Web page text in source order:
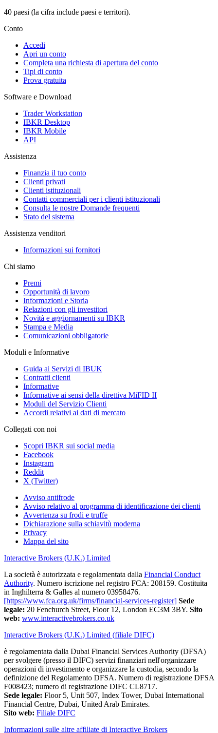
40 paesi (la cifra include paesi e territori).
Conto
Accedi
Apri un conto
Completa una richiesta di apertura del conto
Tipi di conto
Prova gratuita
Software e Download
Trader Workstation
IBKR Desktop
IBKR Mobile
API
Assistenza
Finanzia il tuo conto
Clienti privati
Clienti istituzionali
Contatti commerciali per i clienti istituzionali
Consulta le nostre Domande frequenti
Stato del sistema
Assistenza venditori
Informazioni sui fornitori
Chi siamo
Premi
Opportunità di lavoro
Informazioni e Storia
Relazioni con gli investitori
Novità e aggiornamenti su IBKR
Stampa e Media
Comunicazioni obbligatorie
Moduli e Informative
Guida ai Servizi di IBUK
Contratti clienti
Informative
Informative ai sensi della direttiva MiFID II
Moduli del Servizio Clienti
Accordi relativi ai dati di mercato
Collegati con noi
Scopri IBKR sui social media
Facebook
Instagram
Reddit
X (Twitter)
Avviso antifrode
Avviso relativo al programma di identificazione dei clienti
Avvertenza su frodi e truffe
Dichiarazione sulla schiavitù moderna
Privacy
Mappa del sito
Interactive Brokers (U.K.) Limited
La società è autorizzata e regolamentata dalla Financial Conduct
Authority. Numero iscrizione nel registro FCA: 208159. Costituita
in Inghilterra & Galles al numero 03958476.
[https://www.fca.org.uk/firms/financial-services-register] Sede
legale: 20 Fenchurch Street, Floor 12, London EC3M 3BY. Sito
web: www.interactivebrokers.co.uk
Interactive Brokers (U.K.) Limited (filiale DIFC)
è regolamentata dalla Dubai Financial Services Authority (DFSA)
per svolgere (presso il DIFC) servizi finanziari nell'organizzare
operazioni di investimento e organizzare la custodia, secondo la
definizione del Regolamento DFSA. Numero di registrazione DFSA
F008423; numero di registrazione DIFC CL8717.
Sede legale: Floor 5, Unit 507, Index Tower, Dubai International
Financial Centre, Dubai, United Arab Emirates.
Sito web: Filiale DIFC
Informazioni sulle altre affiliate di Interactive Brokers